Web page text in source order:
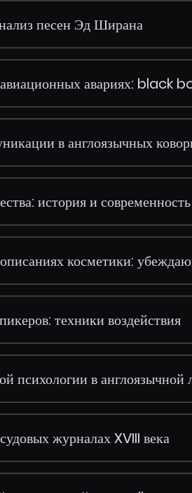
песен Эд Ширана
авиационных авариях: black
в англоязычных
история и современность
косметики:
техники воздействия
психологии в англоязычной
журналах XVIII века